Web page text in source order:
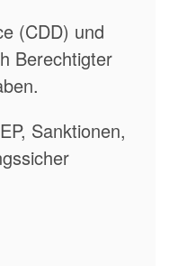
(CDD) und
Berechtigter
Sanktionen,